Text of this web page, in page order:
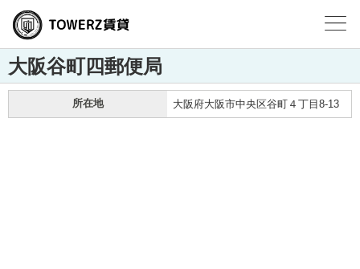
大阪谷町四郵便局
所在地 大阪府大阪市中央区谷町４丁目8-13